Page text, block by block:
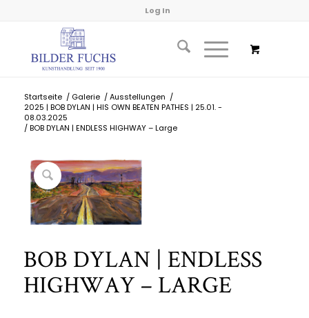
Log In
Startseite / Galerie / Ausstellungen /
2025 | BOB DYLAN | HIS OWN BEATEN PATHES | 25.01. -
08.03.2025
/ BOB DYLAN | ENDLESS HIGHWAY – Large
BOB DYLAN | ENDLESS
HIGHWAY – LARGE